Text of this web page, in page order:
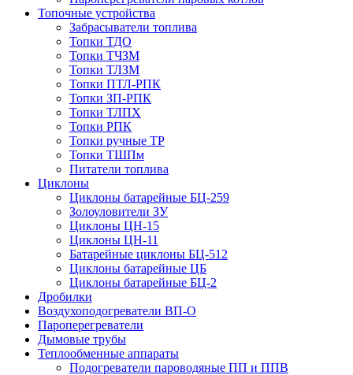
Топочные устройства
Забрасыватели топлива
Топки ТДО
Топки ТЧЗМ
Топки ТЛЗМ
Топки ПТЛ-РПК
Топки ЗП-РПК
Топки ТЛПХ
Топки РПК
Топки ручные ТР
Топки ТШПм
Питатели топлива
Циклоны
Циклоны батарейные БЦ-259
Золоуловители ЗУ
Циклоны ЦН-15
Циклоны ЦН-11
Батарейные циклоны БЦ-512
Циклоны батарейные ЦБ
Циклоны батарейные БЦ-2
Дробилки
Воздухоподогреватели ВП-О
Пароперегреватели
Дымовые трубы
Теплообменные аппараты
Подогреватели пароводяные ПП и ППВ